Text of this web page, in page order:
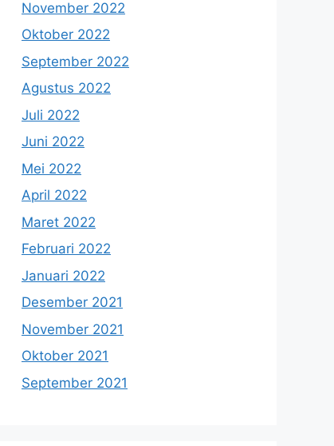
November 2022
Oktober 2022
September 2022
Agustus 2022
Juli 2022
Juni 2022
Mei 2022
April 2022
Maret 2022
Februari 2022
Januari 2022
Desember 2021
November 2021
Oktober 2021
September 2021